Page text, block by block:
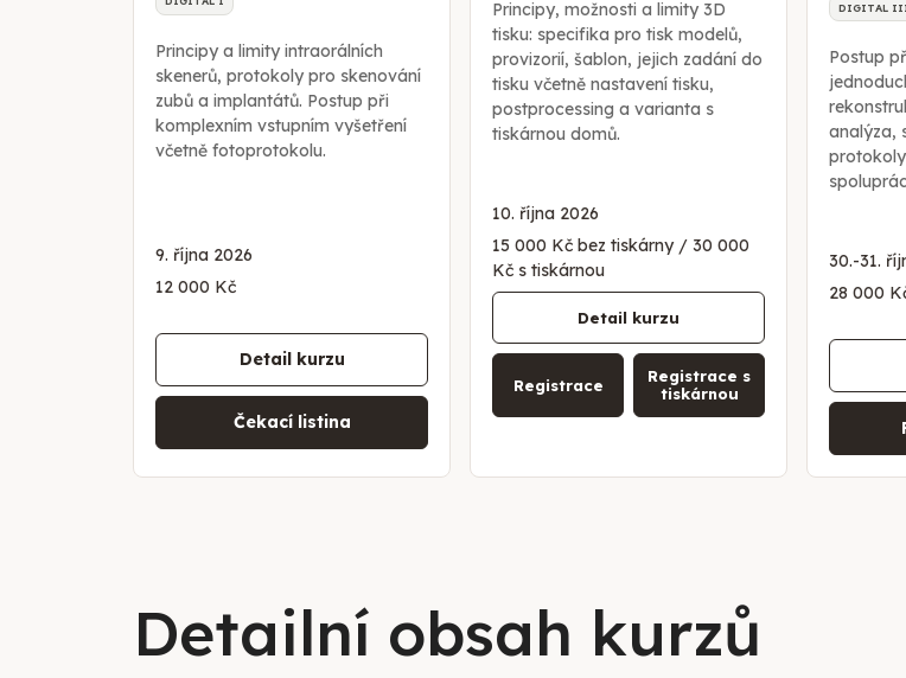
Principy a limity intraorálních
skenerů, protokoly pro skenování
zubů a implantátů. Postup při
komplexním vstupním vyšetření
včetně fotoprotokolu.
9. října 2026
12 000 Kč
Detail kurzu
Čekací listina
Principy, možnosti a limity 3D
tisku: specifika pro tisk modelů,
provizorií, šablon, jejich zadání do
tisku včetně nastavení tisku,
postprocessing a varianta s
tiskárnou domů.
10. října 2026
15 000 Kč bez tiskárny / 30 000
Kč s tiskárnou
Detail kurzu
Registrace
Registrace s
tiskárnou
DIGITAL
Postup
analýza,
30.-31.
28 000
Detailní obsah kurzů